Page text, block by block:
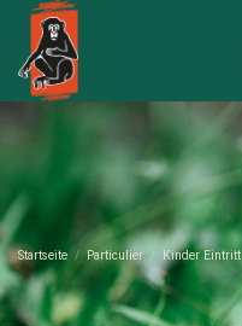
Startseite Particulier Kinder Eintritt